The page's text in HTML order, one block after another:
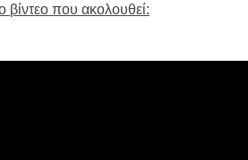
βίντεο που ακολουθεί: